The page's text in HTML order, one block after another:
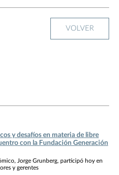
VOLVER
y desafíos en materia de libre
con la Fundación Generación
Jorge Grunberg, participó hoy en
y gerentes